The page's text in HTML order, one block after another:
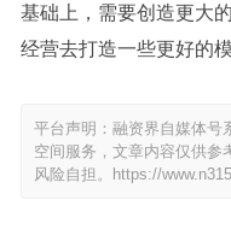
基础上，需要创造更大
经营去打造一些更好的
平台声明：融资界自媒体号
空间服务，文章内容仅供参
风险自担。
https://